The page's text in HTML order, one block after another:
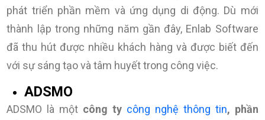
phát triển phần mềm và ứng dụng di động. Dù mới
thành lập trong những năm gần đây, Enlab Software
đã thu hút được nhiều khách hàng và được biết đến
với sự sáng tạo và tâm huyết trong công việc.
ADSMO
ADSMO là một công ty công nghệ thông tin, phần